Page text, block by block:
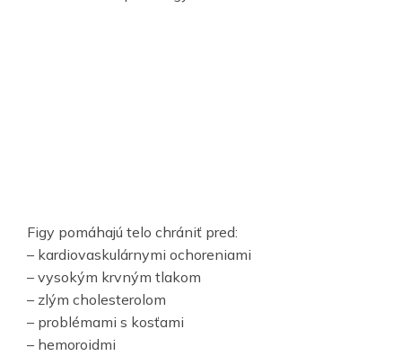
Figy pomáhajú telo chrániť pred:
– kardiovaskulárnymi ochoreniami
– vysokým krvným tlakom
– zlým cholesterolom
– problémami s kosťami
– hemoroidmi